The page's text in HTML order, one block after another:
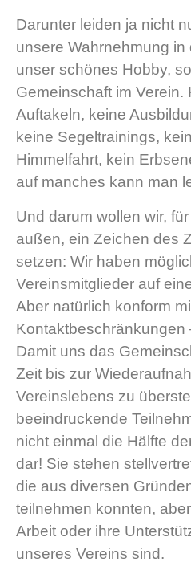
Darunter leiden ja nicht
unsere Wahrnehmung in
unser schönes Hobby,
Gemeinschaft im Verein.
Auftakeln, keine
keine Segeltrainings,
Himmelfahrt, kein
auf manches kann man
Und darum wollen wir,
außen, ein Zeichen des
setzen: Wir haben
Vereinsmitglieder auf
Aber natürlich konform
Kontaktbeschränkungen
Damit uns das
Zeit bis zur
Vereinslebens zu
beeindruckende
nicht einmal die Hälfte
dar! Sie stehen
die aus diversen
teilnehmen konnten,
Arbeit oder ihre
unseres Vereins sind.